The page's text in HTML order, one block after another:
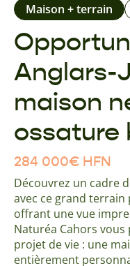
Anglars-
maison
ossature
Maison + terrain
284 000€ HFN
Découvrez un cadre
avec ce grand terrain
offrant une vue
Naturéa Cahors
projet de vie : une
entièrement